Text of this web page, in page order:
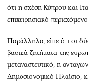
ότι η σχέση Κύπρου και
επιχειρησιακό
Παράλληλα, είπε ότι οι
βασικά ζητήματα της
μεταναστευτικό, η
Δημοσιονομικό Πλαίσιο,